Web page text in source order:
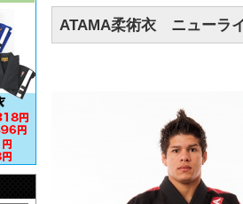
ATAMA柔術衣 ニューラ